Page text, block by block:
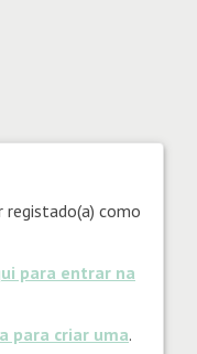
registado(a) como
para entrar na
para criar uma.